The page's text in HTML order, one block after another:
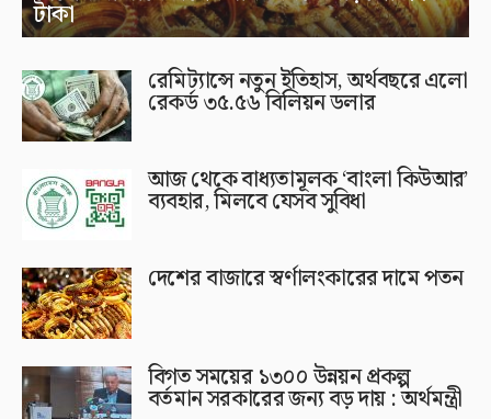
টাকা
রেমিট্যান্সে নতুন ইতিহাস, অর্থবছরে এলো
রেকর্ড ৩৫.৫৬ বিলিয়ন ডলার
আজ থেকে বাধ্যতামূলক ‘বাংলা কিউআর’
ব্যবহার, মিলবে যেসব সুবিধা
দেশের বাজারে স্বর্ণালংকারের দামে পতন
বিগত সময়ের ১৩০০ উন্নয়ন প্রকল্প
বর্তমান সরকারের জন্য বড় দায় : অর্থমন্ত্রী